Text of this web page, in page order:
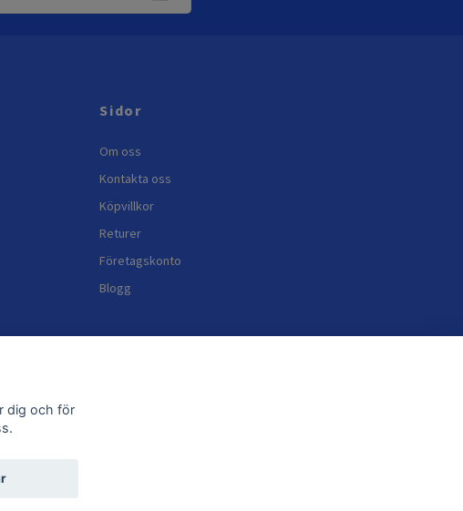
Sidor
Om oss
Kontakta oss
Köpvillkor
Returer
Företagskonto
Blogg
dig och för